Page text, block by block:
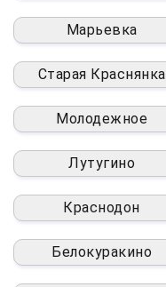
Марьевка
Старая Краснянка
Молодежное
Лутугино
Краснодон
Белокуракино